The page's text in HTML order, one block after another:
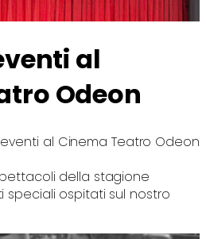
al
Odeon
al Cinema Teatro Odeon
della stagione
speciali ospitati sul nostro